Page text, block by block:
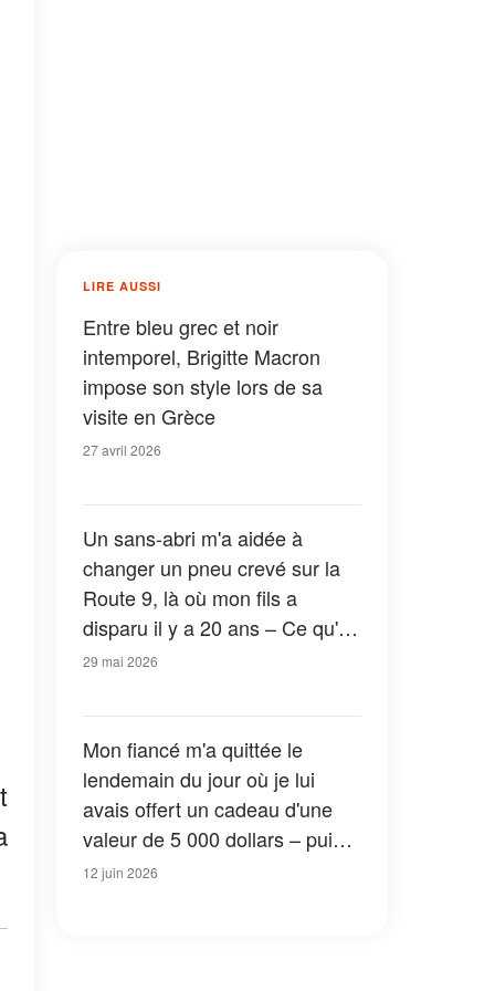
LIRE AUSSI
Entre bleu grec et noir
intemporel, Brigitte Macron
impose son style lors de sa
visite en Grèce
27 avril 2026
Un sans-abri m'a aidée à
changer un pneu crevé sur la
Route 9, là où mon fils a
disparu il y a 20 ans – Ce qu'il
a laissé sur mon siège
29 mai 2026
Mon fiancé m'a quittée le
lendemain du jour où je lui
avais offert un cadeau d'une
valeur de 5 000 dollars – puis
sa mère m'a appelée pour me
12 juin 2026